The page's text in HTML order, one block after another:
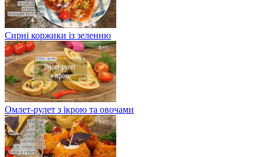
Сирні коржики із зеленню
Омлет-рулет з ікрою та овочами